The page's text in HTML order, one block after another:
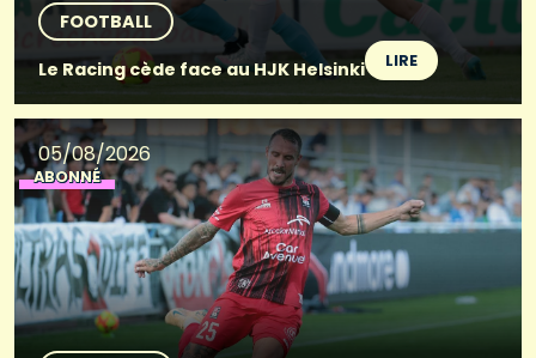
FOOTBALL
Le Racing cède face au HJK Helsinki
LIRE
05/08/2026
ABONNÉ